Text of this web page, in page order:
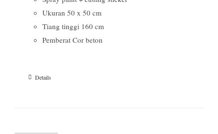
Ukuran 50 x 50 cm
Tiang tinggi 160 cm
Pemberat Cor beton
Details